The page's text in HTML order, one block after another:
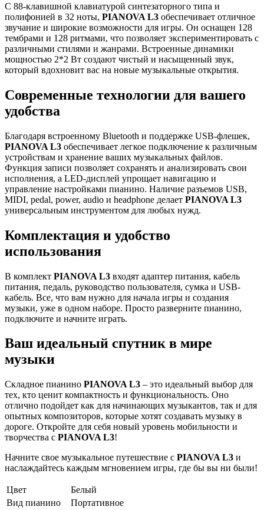
С 88-клавишной клавиатурой синтезаторного типа и
полифонией в 32 ноты, PIANOVA L3 обеспечивает отличное
звучание и широкие возможности для игры. Он оснащен 128
тембрами и 128 ритмами, что позволяет экспериментировать с
различными стилями и жанрами. Встроенные динамики
мощностью 2*2 Вт создают чистый и насыщенный звук,
который вдохновит вас на новые музыкальные открытия.
Современные технологии для вашего
удобства
Благодаря встроенному Bluetooth и поддержке USB-флешек,
PIANOVA L3 обеспечивает легкое подключение к различным
устройствам и хранение ваших музыкальных файлов.
Функция записи позволяет сохранять и анализировать свои
исполнения, а LED-дисплей упрощает навигацию и
управление настройками пианино. Наличие разъемов USB,
MIDI, pedal, power, audio и headphone делает PIANOVA L3
универсальным инструментом для любых нужд.
Комплектация и удобство
использования
В комплект PIANOVA L3 входят адаптер питания, кабель
питания, педаль, руководство пользователя, сумка и USB-
кабель. Все, что вам нужно для начала игры и создания
музыки, уже в одном наборе. Просто разверните пианино,
подключите и начните играть.
Ваш идеальный спутник в мире
музыки
Складное пианино PIANOVA L3 – это идеальный выбор для
тех, кто ценит компактность и функциональность. Оно
отлично подойдет как для начинающих музыкантов, так и для
опытных композиторов, которые хотят создавать музыку в
дороге. Откройте для себя новый уровень мобильности и
творчества с PIANOVA L3!
Начните свое музыкальное путешествие с PIANOVA L3 и
наслаждайтесь каждым мгновением игры, где бы вы ни были!
Цвет
Белый
Вид пианино
Портативное